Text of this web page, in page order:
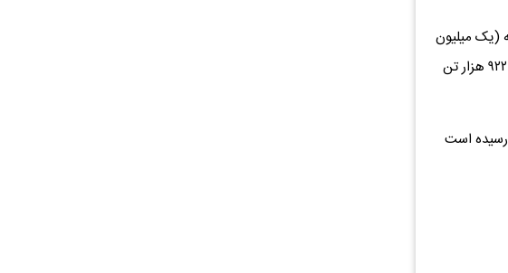
تن رسیده که در قیاس با ۱۰ ماهه سال گذشته (یک میلیون
و ۱۶۴ هزار تن) معادل ۱۶.۵ درصد کاهش داشته، اما میزان تولید میلگرد نسبت به مدت مشابه با حجم هشت میلیون و ۹۲۲ هزار تن
تقریبا به سطح ۱۰ ماهه سال گذشته رسیده‌ است